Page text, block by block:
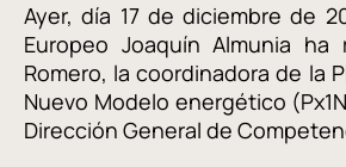
Ayer, día 17 de diciembre de
Europeo Joaquín Almunia
Romero, la coordinadora de la
Nuevo Modelo energético
Dirección General de